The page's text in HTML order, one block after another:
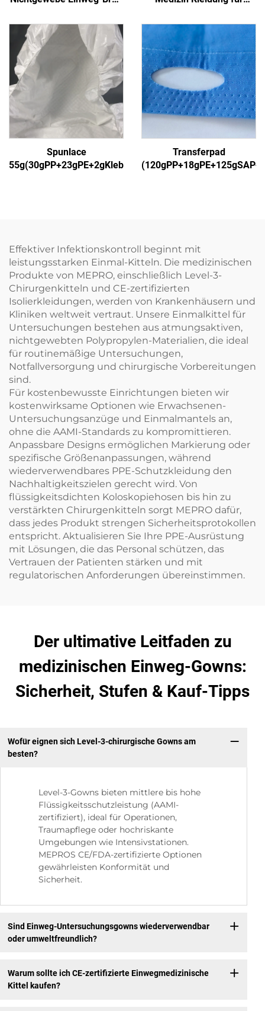
Anzug
Spunlace
55g(30gPP+23gPE+2gKleber)1
Transferpad
Effektiver Infektionskontroll beginnt mit
leistungsstarken Einmal-Kitteln. Die medizinischen
Produkte von MEPRO, einschließlich Level-3-
Chirurgenkitteln und CE-zertifizierten
Isolierkleidungen, werden von Krankenhäusern und
Kliniken weltweit vertraut. Unsere Einmalkittel für
Untersuchungen bestehen aus atmungsaktiven,
nichtgewebten Polypropylen-Materialien, die ideal
für routinemäßige Untersuchungen,
Notfallversorgung und chirurgische Vorbereitungen
sind.
Für kostenbewusste Einrichtungen bieten wir
kostenwirksame Optionen wie Erwachsenen-
Untersuchungsanzüge und Einmalmantels an,
ohne die AAMI-Standards zu kompromittieren.
Anpassbare Designs ermöglichen Markierung oder
spezifische Größenanpassungen, während
wiederverwendbares PPE-Schutzkleidung den
Nachhaltigkeitszielen gerecht wird. Von
flüssigkeitsdichten Koloskopiehosen bis hin zu
verstärkten Chirurgenkitteln sorgt MEPRO dafür,
dass jedes Produkt strengen Sicherheitsprotokollen
entspricht. Aktualisieren Sie Ihre PPE-Ausrüstung
mit Lösungen, die das Personal schützen, das
Vertrauen der Patienten stärken und mit
regulatorischen Anforderungen übereinstimmen.
Der ultimative Leitfaden zu
medizinischen Einweg-Gowns:
Sicherheit, Stufen & Kauf-Tipps
Wofür eignen sich Level-3-chirurgische Gowns am
besten?
Level-3-Gowns bieten mittlere bis hohe
Flüssigkeitsschutzleistung (AAMI-
zertifiziert), ideal für Operationen,
Traumapflege oder hochriskante
Umgebungen wie Intensivstationen.
MEPROS CE/FDA-zertifizierte Optionen
gewährleisten Konformität und
Sicherheit.
Sind Einweg-Untersuchungsgowns wiederverwendbar
oder umweltfreundlich?
Warum sollte ich CE-zertifizierte Einwegmedizinische
Kittel kaufen?